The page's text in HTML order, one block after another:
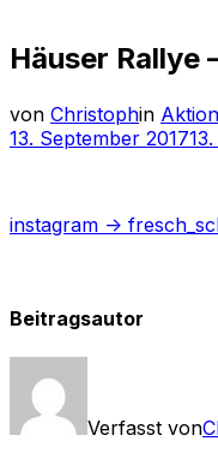
Häuser Rallye
von Christophin
13. September 2017
instagram ->
Beitragsautor
Verfasst von